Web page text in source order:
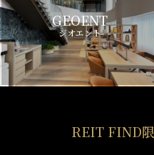
GEOENT
ジオエント
REIT FIND